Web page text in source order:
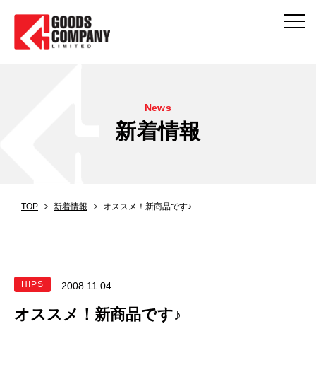
News
新着情報
TOP 新着情報 オススメ！新商品です♪
HIPS 2008.11.04
オススメ！新商品です♪